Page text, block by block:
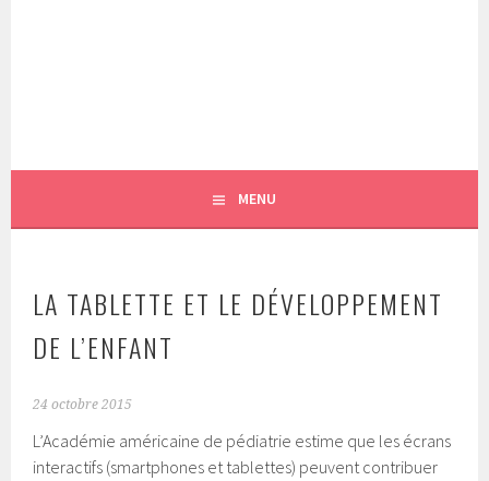
MENU
LA TABLETTE ET LE DÉVELOPPEMENT
DE L’ENFANT
24 octobre 2015
L’Académie américaine de pédiatrie estime que les écrans
interactifs (smartphones et tablettes) peuvent contribuer